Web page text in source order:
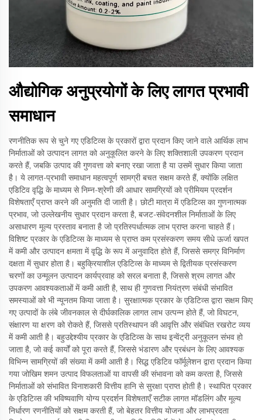
औद्योगिक अनुप्रयोगों के लिए लागत प्रभावी
समाधान
रणनीतिक रूप से चुने गए एडिटिव्स के प्रकारों द्वारा प्रदान किए जाने वाले आर्थिक लाभ
निर्माताओं को उत्पादन लागत को अनुकूलित करने के लिए शक्तिशाली उपकरण प्रदान
करते हैं, जबकि उत्पाद की गुणवत्ता को बनाए रखा जाता है या उसमें सुधार किया जाता
है। ये लागत-प्रभावी समाधान महत्वपूर्ण सामग्री बचत सक्षम करते हैं, क्योंकि लक्षित
एडिटिव वृद्धि के माध्यम से निम्न-श्रेणी की आधार सामग्रियों को प्रीमियम प्रदर्शन
विशेषताएँ प्राप्त करने की अनुमति दी जाती है। छोटी मात्रा में एडिटिव्स का गुणनात्मक
प्रभाव, जो उल्लेखनीय सुधार प्रदान करता है, बजट-संवेदनशील निर्माताओं के लिए
असाधारण मूल्य प्रस्ताव बनाता है जो प्रतिस्पर्धात्मक लाभ प्राप्त करना चाहते हैं।
विशिष्ट प्रकार के एडिटिव्स के माध्यम से प्राप्त कम प्रसंस्करण समय सीधे ऊर्जा खपत
में कमी और उत्पादन क्षमता में वृद्धि के रूप में अनुवादित होते हैं, जिससे समग्र विनिर्माण
दक्षता में सुधार होता है। बहुक्रियाशील एडिटिव्स के माध्यम से द्वितीयक प्रसंस्करण
चरणों का उन्मूलन उत्पादन कार्यप्रवाह को सरल बनाता है, जिससे श्रम लागत और
उपकरण आवश्यकताओं में कमी आती है, साथ ही गुणवत्ता नियंत्रण संबंधी संभावित
समस्याओं को भी न्यूनतम किया जाता है। सुरक्षात्मक प्रकार के एडिटिव्स द्वारा सक्षम किए
गए उत्पादों के लंबे जीवनकाल से दीर्घकालिक लागत लाभ उत्पन्न होते हैं, जो विघटन,
संक्षारण या क्षरण को रोकते हैं, जिससे प्रतिस्थापन की आवृत्ति और संबंधित रखरोट व्यय
में कमी आती है। बहुउद्देश्यीय प्रकार के एडिटिव्स के साथ इन्वेंट्री अनुकूलन संभव हो
जाता है, जो कई कार्यों को पूरा करते हैं, जिससे भंडारण और प्रबंधन के लिए आवश्यक
विभिन्न सामग्रियों की संख्या में कमी आती है। सिद्ध एडिटिव फॉर्मूलेशन द्वारा प्रदान किया
गया जोखिम शमन उत्पाद विफलताओं या वापसी की संभावना को कम करता है, जिससे
निर्माताओं को संभावित विनाशकारी वित्तीय हानि से सुरक्षा प्राप्त होती है। स्थापित प्रकार
के एडिटिव्स की भविष्यवाणि योग्य प्रदर्शन विशेषताएँ सटीक लागत मॉडलिंग और मूल्य
निर्धारण रणनीतियों को सक्षम करती हैं, जो बेहतर वित्तीय योजना और लाभप्रदता